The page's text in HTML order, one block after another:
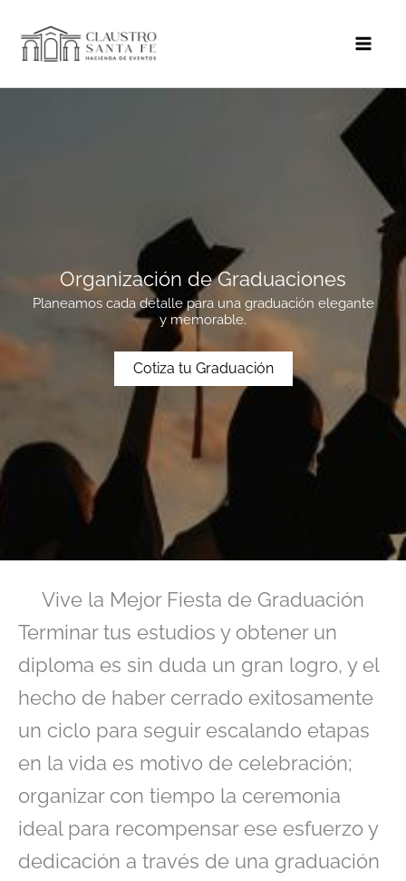
Organización de Graduaciones
Planeamos cada detalle para una graduación elegante
y memorable.
Cotiza tu Graduación
Vive la Mejor Fiesta de Graduación
Terminar tus estudios y obtener un
diploma es sin duda un gran logro, y el
hecho de haber cerrado exitosamente
un ciclo para seguir escalando etapas
en la vida es motivo de celebración;
organizar con tiempo la ceremonia
ideal para recompensar ese esfuerzo y
dedicación a través de una graduación